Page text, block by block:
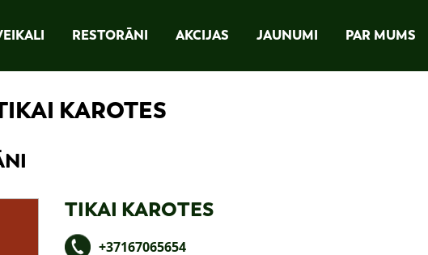
RESTORĀNI AKCIJAS JAUNUMI PAR MUMS
KAROTES
TIKAI KAROTES
+37167065654